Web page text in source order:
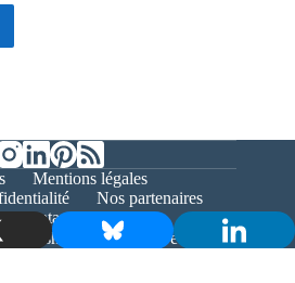
Mentions légales
Nos partenaires
Contact
Journal Web